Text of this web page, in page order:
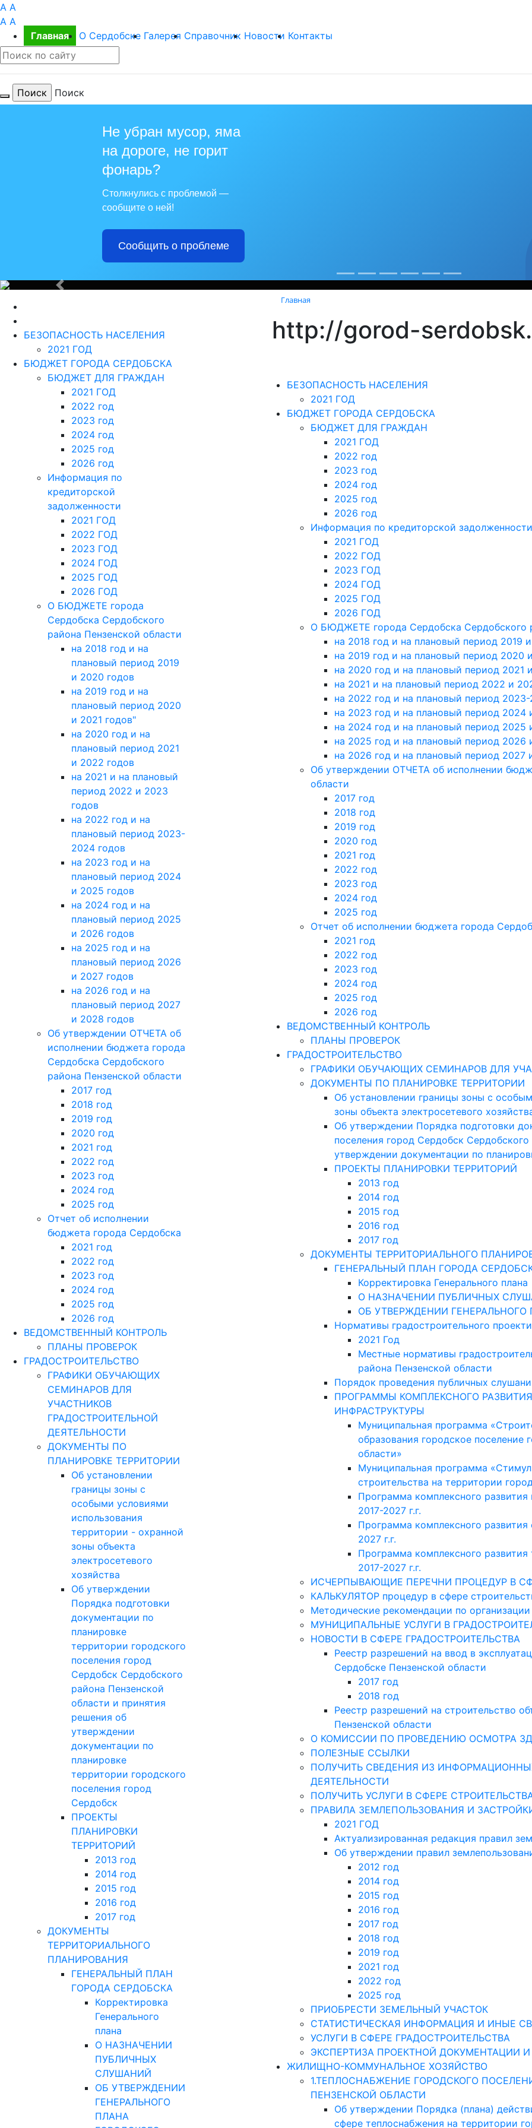
A A
A A
Главная
О Сердобске Галерея Справочник Новости Контакты
Поиск
Не убран мусор, яма
на дороге, не горит
фонарь?
Столкнулись с проблемой —
сообщите о ней!
Сообщить о проблеме
Для тебя любимый
Из года в год крепнет среди сердобчан авторитет физической
Назад
БЕЗОПАСНОСТЬ НАСЕЛЕНИЯ
2021 ГОД
БЮДЖЕТ ГОРОДА СЕРДОБСКА
БЮДЖЕТ ДЛЯ ГРАЖДАН
2021 ГОД
2022 год
2023 год
2024 год
2025 год
2026 год
Информация по
кредиторской
задолженности
2021 ГОД
2022 ГОД
2023 ГОД
2024 ГОД
2025 ГОД
2026 ГОД
О БЮДЖЕТЕ города
Сердобска Сердобского
района Пензенской области
на 2018 год и на
плановый период 2019
и 2020 годов
на 2019 год и на
плановый период 2020
и 2021 годов"
на 2020 год и на
плановый период 2021
и 2022 годов
на 2021 и на плановый
период 2022 и 2023
годов
на 2022 год и на
плановый период 2023-
2024 годов
на 2023 год и на
плановый период 2024
и 2025 годов
на 2024 год и на
плановый период 2025
и 2026 годов
на 2025 год и на
плановый период 2026
и 2027 годов
на 2026 год и на
плановый период 2027
и 2028 годов
Об утверждении ОТЧЕТА об
исполнении бюджета города
Сердобска Сердобского
района Пензенской области
2017 год
2018 год
2019 год
2020 год
2021 год
2022 год
2023 год
2024 год
2025 год
Отчет об исполнении
бюджета города Сердобска
2021 год
2022 год
2023 год
2024 год
2025 год
2026 год
ВЕДОМСТВЕННЫЙ КОНТРОЛЬ
ПЛАНЫ ПРОВЕРОК
ГРАДОСТРОИТЕЛЬСТВО
ГРАФИКИ ОБУЧАЮЩИХ
СЕМИНАРОВ ДЛЯ
УЧАСТНИКОВ
ГРАДОСТРОИТЕЛЬНОЙ
ДЕЯТЕЛЬНОСТИ
ДОКУМЕНТЫ ПО
ПЛАНИРОВКЕ ТЕРРИТОРИИ
Об установлении
границы зоны с
особыми условиями
использования
территории - охранной
зоны объекта
электросетевого
хозяйства
Об утверждении
Порядка подготовки
документации по
планировке
территории городского
поселения город
Сердобск Сердобского
района Пензенской
области и принятия
решения об
утверждении
документации по
планировке
территории городского
поселения город
Сердобск
ПРОЕКТЫ
ПЛАНИРОВКИ
ТЕРРИТОРИЙ
2013 год
2014 год
2015 год
2016 год
2017 год
ДОКУМЕНТЫ
ТЕРРИТОРИАЛЬНОГО
ПЛАНИРОВАНИЯ
ГЕНЕРАЛЬНЫЙ ПЛАН
ГОРОДА СЕРДОБСКА
Корректировка
Генерального
плана
О НАЗНАЧЕНИИ
ПУБЛИЧНЫХ
СЛУШАНИЙ
ОБ УТВЕРЖДЕНИИ
ГЕНЕРАЛЬНОГО
ПЛАНА
Главная
http://gorod-
БЕЗОПАСНОСТЬ НАСЕЛЕНИЯ
2021 ГОД
БЮДЖЕТ ГОРОДА СЕРДОБСКА
БЮДЖЕТ ДЛЯ ГРАЖДАН
2021 ГОД
2022 год
2023 год
2024 год
2025 год
2026 год
Информация по кредиторской задолженности
2021 ГОД
2022 ГОД
2023 ГОД
2024 ГОД
2025 ГОД
2026 ГОД
О БЮДЖЕТЕ города Сердобска Сердобского
на 2018 год и на плановый период 2019
на 2019 год и на плановый период 2020
на 2020 год и на плановый период 2021
на 2021 и на плановый период 2022 и
на 2022 год и на плановый период
на 2023 год и на плановый период 2024
на 2024 год и на плановый период 2025
на 2025 год и на плановый период 2026
на 2026 год и на плановый период 2027
Об утверждении ОТЧЕТА об исполнении
области
2017 год
2018 год
2019 год
2020 год
2021 год
2022 год
2023 год
2024 год
2025 год
Отчет об исполнении бюджета города
2021 год
2022 год
2023 год
2024 год
2025 год
2026 год
ВЕДОМСТВЕННЫЙ КОНТРОЛЬ
ПЛАНЫ ПРОВЕРОК
ГРАДОСТРОИТЕЛЬСТВО
ГРАФИКИ ОБУЧАЮЩИХ СЕМИНАРОВ ДЛЯ
ДОКУМЕНТЫ ПО ПЛАНИРОВКЕ ТЕРРИТОРИИ
Об установлении границы зоны с
зоны объекта электросетевого
Об утверждении Порядка подготовки
поселения город Сердобск
утверждении документации по
ПРОЕКТЫ ПЛАНИРОВКИ ТЕРРИТОРИЙ
2013 год
2014 год
2015 год
2016 год
2017 год
ДОКУМЕНТЫ ТЕРРИТОРИАЛЬНОГО
ГЕНЕРАЛЬНЫЙ ПЛАН ГОРОДА
Корректировка Генерального плана
О НАЗНАЧЕНИИ ПУБЛИЧНЫХ
ОБ УТВЕРЖДЕНИИ
Нормативы градостроительного
2021 Год
Местные нормативы
района Пензенской области
Порядок проведения публичных
ПРОГРАММЫ КОМПЛЕКСНОГО
ИНФРАСТРУКТУРЫ
Муниципальная программа
образования городское
области»
Муниципальная программа
строительства на территории
Программа комплексного
2017-2027 г.г.
Программа комплексного
2027 г.г.
Программа комплексного
2017-2027 г.г.
ИСЧЕРПЫВАЮЩИЕ ПЕРЕЧНИ ПРОЦЕДУР В
КАЛЬКУЛЯТОР процедур в сфере
Методические рекомендации по
МУНИЦИПАЛЬНЫЕ УСЛУГИ В
НОВОСТИ В СФЕРЕ ГРАДОСТРОИТЕЛЬСТВА
Реестр разрешений на ввод в
Сердобске Пензенской области
2017 год
2018 год
Реестр разрешений на строительство
Пензенской области
О КОМИССИИ ПО ПРОВЕДЕНИЮ ОСМОТРА
ПОЛЕЗНЫЕ ССЫЛКИ
ПОЛУЧИТЬ СВЕДЕНИЯ ИЗ
ДЕЯТЕЛЬНОСТИ
ПОЛУЧИТЬ УСЛУГИ В СФЕРЕ
ПРАВИЛА ЗЕМЛЕПОЛЬЗОВАНИЯ И
2021 ГОД
Актуализированная редакция правил
Об утверждении правил
2012 год
2014 год
2015 год
2016 год
2017 год
2018 год
2019 год
2021 год
2022 год
2025 год
ПРИОБРЕСТИ ЗЕМЕЛЬНЫЙ УЧАСТОК
СТАТИСТИЧЕСКАЯ ИНФОРМАЦИЯ И ИНЫЕ
УСЛУГИ В СФЕРЕ ГРАДОСТРОИТЕЛЬСТВА
ЭКСПЕРТИЗА ПРОЕКТНОЙ ДОКУМЕНТАЦИИ
ЖИЛИЩНО-КОММУНАЛЬНОЕ ХОЗЯЙСТВО
1.ТЕПЛОСНАБЖЕНИЕ ГОРОДСКОГО
ПЕНЗЕНСКОЙ ОБЛАСТИ
Об утверждении Порядка (плана)
сфере теплоснабжения на территории